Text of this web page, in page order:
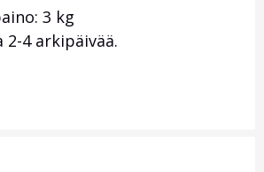
3 kg
4 arkipäivää.